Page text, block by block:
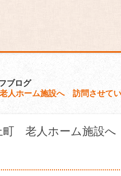
ブログ
人ホーム施設へ 訪問させて
町 老人ホーム施設